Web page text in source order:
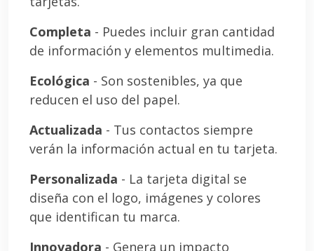
Completa - Puedes incluir gran cantidad
de información y elementos multimedia.
Ecológica - Son sostenibles, ya que
reducen el uso del papel.
Actualizada - Tus contactos siempre
verán la información actual en tu tarjeta.
Personalizada - La tarjeta digital se
diseña con el logo, imágenes y colores
que identifican tu marca.
Innovadora - Genera un impacto